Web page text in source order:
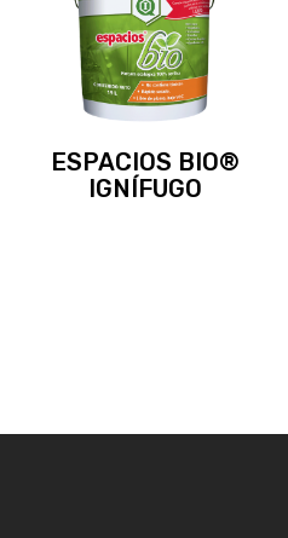
ESPACIOS BIO®
IGNÍFUGO